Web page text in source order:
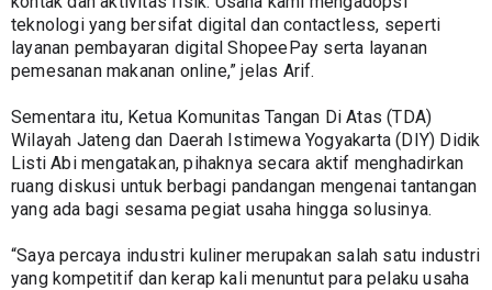
teknologi yang bersifat digital dan contactless, seperti
layanan pembayaran digital ShopeePay serta layanan
pemesanan makanan online,” jelas Arif.
Sementara itu, Ketua Komunitas Tangan Di Atas (TDA)
Wilayah Jateng dan Daerah Istimewa Yogyakarta (DIY) Didik
Listi Abi mengatakan, pihaknya secara aktif menghadirkan
ruang diskusi untuk berbagi pandangan mengenai tantangan
yang ada bagi sesama pegiat usaha hingga solusinya.
“Saya percaya industri kuliner merupakan salah satu industri
yang kompetitif dan kerap kali menuntut para pelaku usaha